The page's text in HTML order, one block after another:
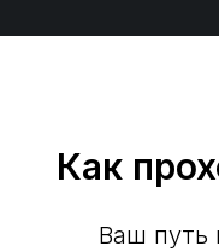
Как
Ваш путь